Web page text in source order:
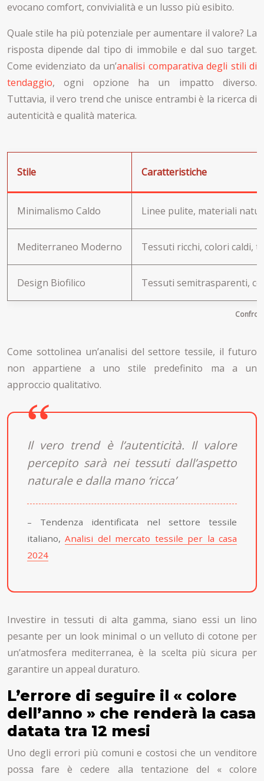
evocano comfort, convivialità e un lusso più esibito.
Quale stile ha più potenziale per aumentare il valore? La
risposta dipende dal tipo di immobile e dal suo target.
Come evidenziato da un’analisi comparativa degli stili di
tendaggio, ogni opzione ha un impatto diverso.
Tuttavia, il vero trend che unisce entrambi è la ricerca di
autenticità e qualità materica.
Stile Caratteristiche
Minimalismo Caldo Linee pulite, materiali
Mediterraneo Moderno Tessuti ricchi, colori caldi,
Design Biofilico Tessuti semitrasparenti,
Come sottolinea un’analisi del settore tessile, il futuro
non appartiene a uno stile predefinito ma a un
approccio qualitativo.
Il vero trend è l’autenticità. Il valore
percepito sarà nei tessuti dall’aspetto
naturale e dalla mano ‘ricca’
– Tendenza identificata nel settore tessile
italiano,Analisi del mercato tessile per la casa
2024
Investire in tessuti di alta gamma, siano essi un lino
pesante per un look minimal o un velluto di cotone per
un’atmosfera mediterranea, è la scelta più sicura per
garantire un appeal duraturo.
L’errore di seguire il « colore
dell’anno » che renderà la casa
datata tra 12 mesi
Uno degli errori più comuni e costosi che un venditore
possa fare è cedere alla tentazione del « colore